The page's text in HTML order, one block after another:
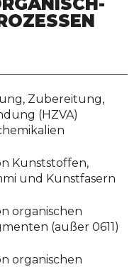
Zubereitung,
(HZVA)
Kunststoffen,
und Kunstfasern
organischen
(außer 0611)
organischen